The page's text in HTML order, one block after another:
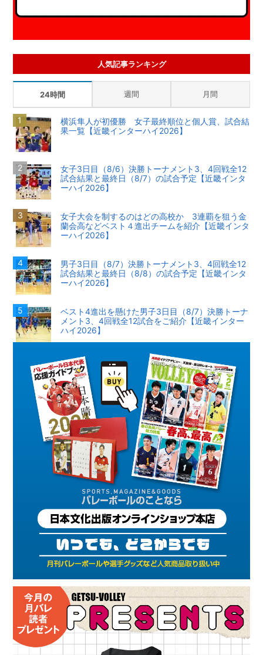
人気記事ランキング
24時間 週間 月間
横浜隼人が初優勝 女子最終順位と個人賞、試合結
果一覧【近畿インターハイ2026】
女子3日目（8/6）決勝トーナメント3、4回戦全12
試合結果と最終日（8/7）の試合予定【近畿インタ
ーハイ2026】
女子大会を制するのはどの高校か 3連覇を狙う金
蘭会高などベスト４進出チームを紹介【近畿インタ
ーハイ2026】
男子3日目（8/7）決勝トーナメント3、4回戦全12
試合結果と最終日（8/8）の試合予定【近畿インタ
ーハイ2026】
ベスト4進出を懸けた男子3日目（8/7）決勝トーナ
メント3、4回戦全12試合をご紹介【近畿インター
ハイ2026】